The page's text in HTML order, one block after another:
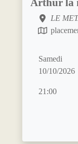
LE
Samedi
10/10/2026
21:00